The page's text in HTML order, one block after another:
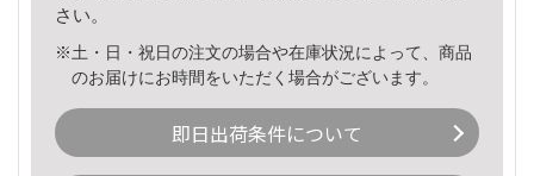
さい。
※土・日・祝日の注文の場合や在庫状況によって、商品
のお届けにお時間をいただく場合がございます。
即日出荷条件について